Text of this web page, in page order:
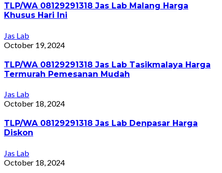
TLP/WA 08129291318 Jas Lab Malang Harga
Khusus Hari Ini
Jas Lab
October 19, 2024
TLP/WA 08129291318 Jas Lab Tasikmalaya Harga
Termurah Pemesanan Mudah
Jas Lab
October 18, 2024
TLP/WA 08129291318 Jas Lab Denpasar Harga
Diskon
Jas Lab
October 18, 2024